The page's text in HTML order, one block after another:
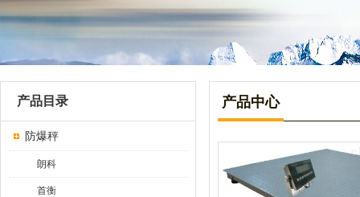
产品目录
防爆秤
朗科
首衡
产品中心